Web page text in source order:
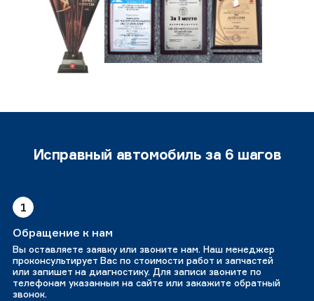
Исправный автомобиль за 6 шагов
1
Обращение к нам
Вы оставляете заявку или звоните нам. Наш менеджер
проконсультирует Вас по стоимости работ и запчастей
или запишет на диагностику. Для записи звоните по
телефонам указанным на сайте или закажите обратный
звонок.